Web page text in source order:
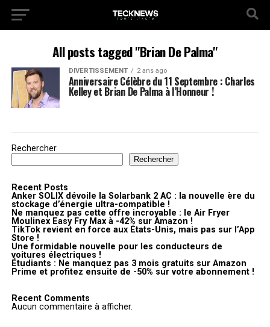
All posts tagged "Brian De Palma"
DIVERTISSEMENT 2 ans ago
Anniversaire Célèbre du 11 Septembre : Charles
Kelley et Brian De Palma à l’Honneur !
Rechercher
Rechercher
Recent Posts
Anker SOLIX dévoile la Solarbank 2 AC : la nouvelle ère du
stockage d’énergie ultra-compatible !
Ne manquez pas cette offre incroyable : le Air Fryer
Moulinex Easy Fry Max à -42% sur Amazon !
TikTok revient en force aux États-Unis, mais pas sur l’App
Store !
Une formidable nouvelle pour les conducteurs de
voitures électriques !
Étudiants : Ne manquez pas 3 mois gratuits sur Amazon
Prime et profitez ensuite de -50% sur votre abonnement !
Recent Comments
Aucun commentaire à afficher.